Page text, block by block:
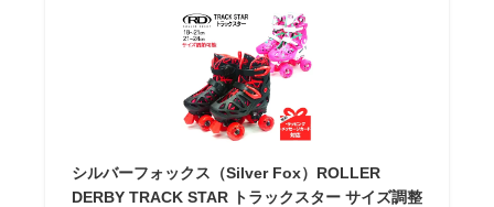
シルバーフォックス（Silver Fox）ROLLER
DERBY TRACK STAR トラックスター サイズ調整